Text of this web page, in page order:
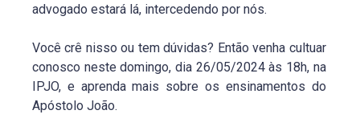
advogado estará lá, intercedendo por nós.
Você crê nisso ou tem dúvidas? Então venha cultuar
conosco neste domingo, dia 26/05/2024 às 18h, na
IPJO, e aprenda mais sobre os ensinamentos do
Apóstolo João.